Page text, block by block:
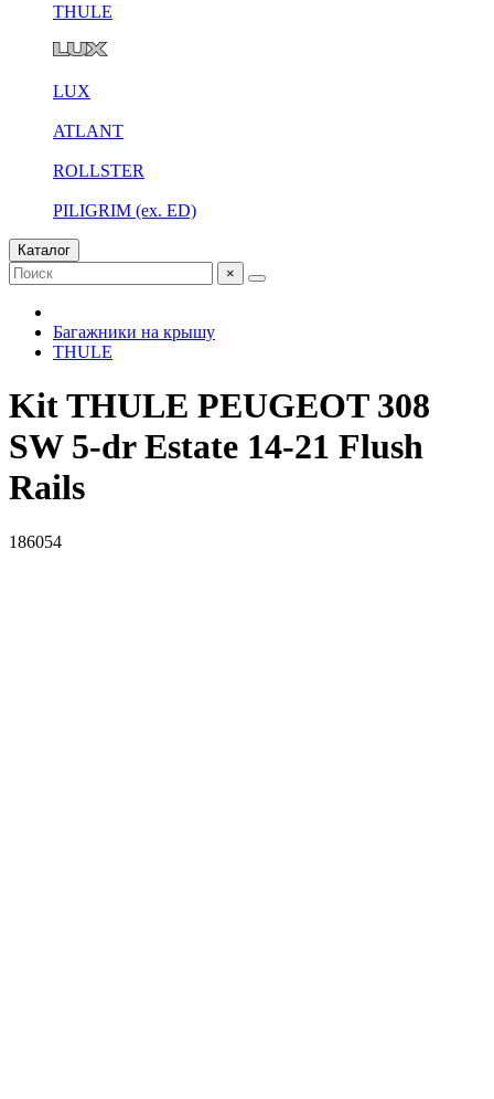
THULE
LUX
ATLANT
ROLLSTER
PILIGRIM (ex. ED)
Каталог
×
Багажники на крышу
THULE
Kit THULE PEUGEOT 308
SW 5-dr Estate 14-21 Flush
Rails
186054